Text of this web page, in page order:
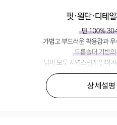
상세설명